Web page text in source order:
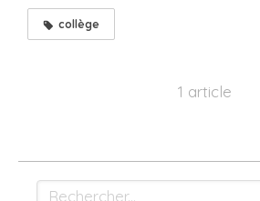
collège
1 article
Rechercher